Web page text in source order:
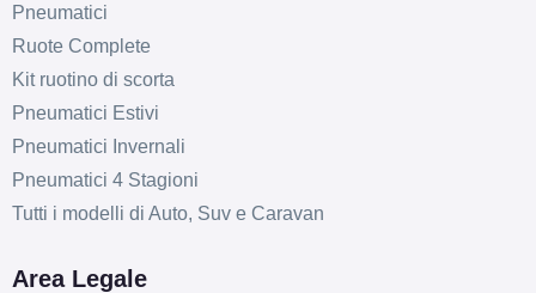
Pneumatici
Ruote Complete
Kit ruotino di scorta
Pneumatici Estivi
Pneumatici Invernali
Pneumatici 4 Stagioni
Tutti i modelli di Auto, Suv e Caravan
Area Legale